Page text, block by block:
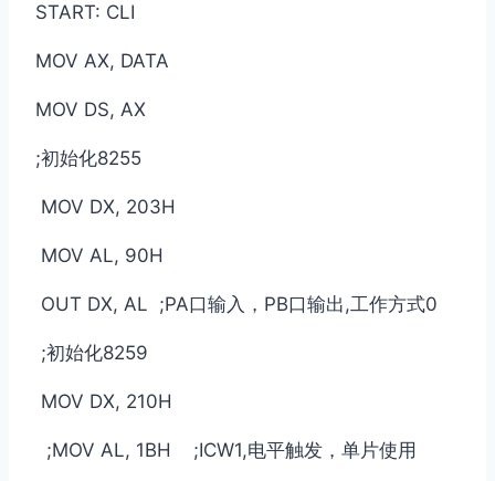
START: CLI
MOV AX, DATA
MOV DS, AX
;初始化8255
MOV DX, 203H
MOV AL, 90H
OUT DX, AL ;PA口输入，PB口输出,工作方式0
;初始化8259
MOV DX, 210H
;MOV AL, 1BH ;ICW1,电平触发，单片使用